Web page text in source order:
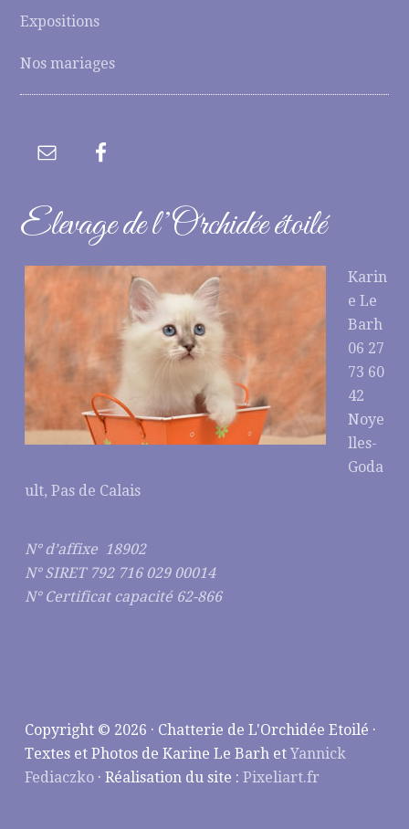
Expositions
Nos mariages
Elevage de l’Orchidée étoilé
Karin
e Le
Barh
06 27
73 60
42
Noye
lles-
Goda
ult, Pas de Calais
N° d’affixe 18902
N° SIRET 792 716 029 00014
N° Certificat capacité 62-866
Copyright © 2026 · Chatterie de L'Orchidée Etoilé ·
Textes et Photos de Karine Le Barh etYannick
Fediaczko · Réalisation du site :Pixeliart.fr